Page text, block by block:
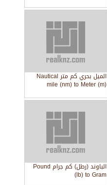
الميل بحري كم متر Nautical
mile (nm) to Meter (m)
الباوند (رطل) كم جرام Pound
(lb) to Gram